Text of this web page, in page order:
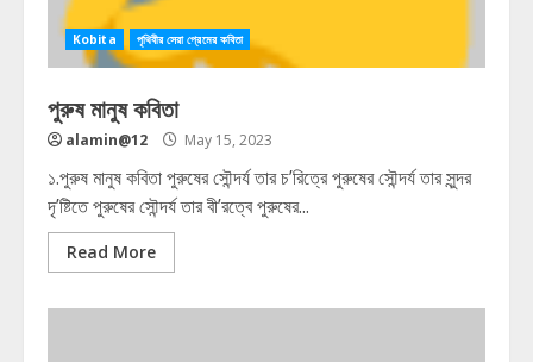
Kobita পৃথিবীর সেরা প্রেমের কবিতা
পুরুষ মানুষ কবিতা
alamin@12 May 15, 2023
১.পুরুষ মানুষ কবিতা পুরুষের সৌন্দর্য তার চ’রিত্রে পুরুষের সৌন্দর্য তার সুন্দর
দৃ’ষ্টিতে পুরুষের সৌন্দর্য তার বী’রত্বে পুরুষের...
Read More